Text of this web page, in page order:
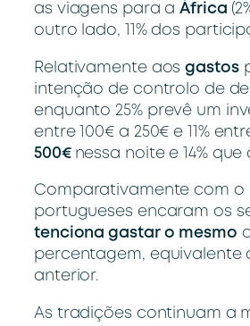
as viagens para aÁfrica
outro lado,
11% dos
Relativamente aosgastos
intenção de controlo de
enquanto 25% prevê um
entre 100€ a 250€ e 11%
500€ nessa noite e 14%
Comparativamente com o
portugueses encaram os
tenciona gastar o mesmo
percentagem, equivalente
anterior.
As tradições continuam a